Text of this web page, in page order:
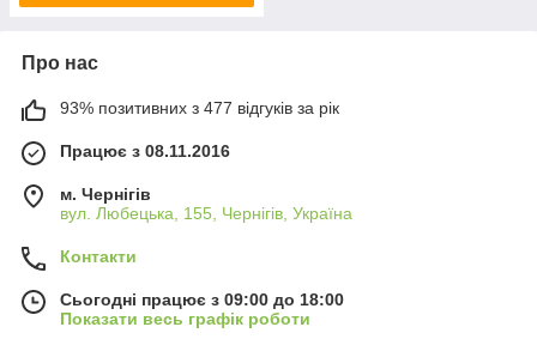
Про нас
93% позитивних з 477 відгуків за рік
Працює з 08.11.2016
м. Чернігів
вул. Любецька, 155, Чернігів, Україна
Контакти
Сьогодні працює з 09:00 до 18:00
Показати весь графік роботи